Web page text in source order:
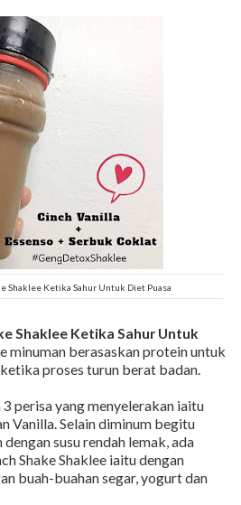
Shaklee Ketika Sahur Untuk Diet Puasa
Shaklee Ketika Sahur Untuk
minuman berasaskan protein untuk
proses turun berat badan.
3 perisa yang menyelerakan iaitu
Vanilla. Selain diminum begitu
susu rendah lemak, ada
Shake Shaklee iaitu dengan
buah-buahan segar, yogurt dan